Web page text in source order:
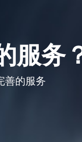
服务
善的服务